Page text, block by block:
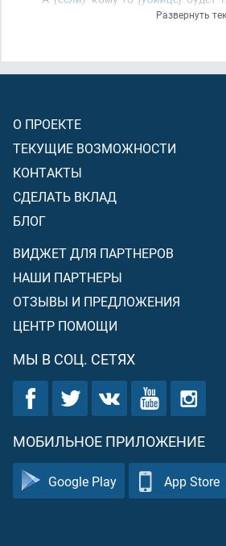
[от убитого или его
облегчение от Господа вашего
родственникам убитого)
[если после прощения или
убийцу, или же если убийца не
него – мучительное наказание!
Развернуть
О ПРОЕКТЕ
ТЕКУЩИЕ ВОЗМОЖНОСТИ
КОНТАКТЫ
СДЕЛАТЬ ВКЛАД
БЛОГ
ВИДЖЕТ ДЛЯ ПАРТНЕРОВ
НАШИ ПАРТНЕРЫ
ОТЗЫВЫ И ПРЕДЛОЖЕНИЯ
ЦЕНТР ПОМОЩИ
МЫ В СОЦ. СЕТЯХ
МОБИЛЬНОЕ ПРИЛОЖЕНИЕ
Google Play App Store